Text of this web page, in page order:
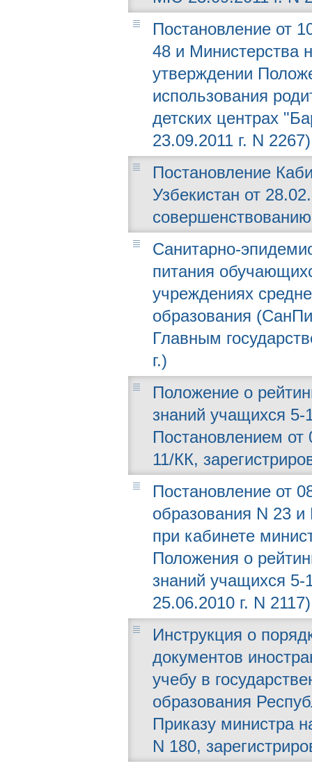
Постановление от
48 и Министерства
утверждении
использования
детских центрах
23.09.2011 г. N 2267)
Постановление
Узбекистан от
Санитарно-
питания
учреждениях
образования
Главным
г.)
Положение о
знаний учащихся 5-
Постановлением
11/КК,
Постановление от
образования N 23 и
при кабинете
Положения о
знаний учащихся
25.06.2010 г. N 2117)
Инструкция о
документов
учебу в
образования
Приказу министра
N 180,